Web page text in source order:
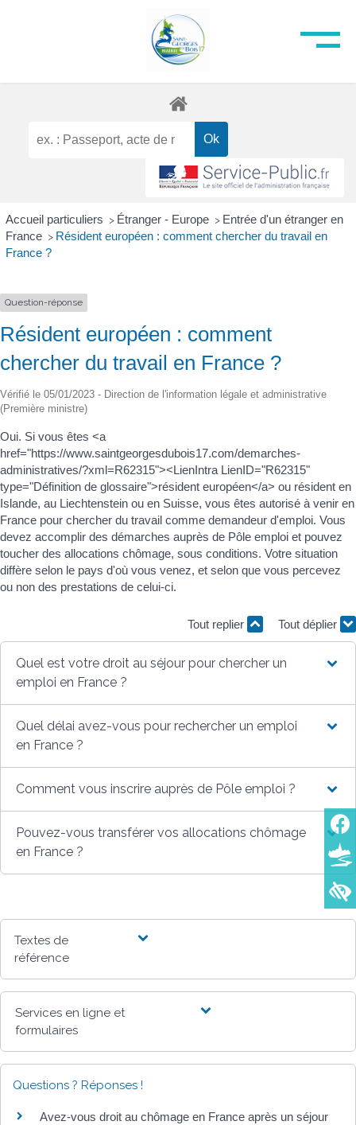
Accueil particuliers > Étranger - Europe > Entrée d'un étranger en
France > Résident européen : comment chercher du travail en
France ?
Question-réponse
Résident européen : comment
chercher du travail en France ?
Vérifié le 05/01/2023 - Direction de l'information légale et administrative
(Première ministre)
Oui. Si vous êtes <a
href="https://www.saintgeorgesdubois17.com/demarches-
administratives/?xml=R62315"><LienIntra LienID="R62315"
type="Définition de glossaire">résident européen</a> ou résident en
Islande, au Liechtenstein ou en Suisse, vous êtes autorisé à venir en
France pour chercher du travail comme demandeur d'emploi. Vous
devez accomplir des démarches auprès de Pôle emploi et pouvez
toucher des allocations chômage, sous conditions. Votre situation
diffère selon le pays d'où vous venez, et selon que vous percevez
ou non des prestations de celui-ci.
Tout replier Tout déplier
Quel est votre droit au séjour pour chercher un
emploi en France ?
Quel délai avez-vous pour rechercher un emploi
en France ?
Comment vous inscrire auprès de Pôle emploi ?
Pouvez-vous transférer vos allocations chômage
en France ?
Textes de
référence
Services en ligne et
formulaires
Questions ? Réponses !
Avez-vous droit au chômage en France après un séjour